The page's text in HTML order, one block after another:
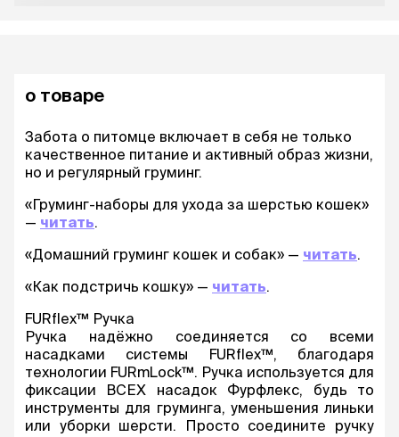
о товаре
Забота о питомце включает в себя не только
качественное питание и активный образ жизни,
но и регулярный груминг.
«Груминг-наборы для ухода за шерстью кошек»
— читать.
«Домашний груминг кошек и собак» — читать.
«Как подстричь кошку» — читать.
FURflex™ Ручка
Ручка надёжно соединяется со всеми
насадками системы FURflex™, благодаря
технологии FURmLock™. Ручка используется для
фиксации ВСЕХ насадок Фурфлекс, будь то
инструменты для груминга, уменьшения линьки
или уборки шерсти. Просто соедините ручку